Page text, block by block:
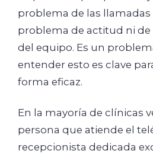
problema de las
problema de actitud ni de
del equipo. Es un
entender esto es clave
forma eficaz.
En la mayoría de clínicas
persona que atiende el
recepcionista dedicada